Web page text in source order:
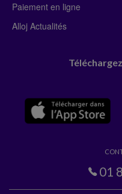
Paiement en ligne
Alloj Actualités
01